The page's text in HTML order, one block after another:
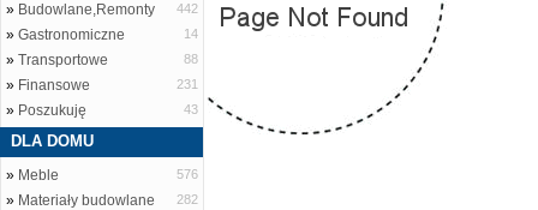
» Budowlane,Remonty 442
» Gastronomiczne 14
» Transportowe 88
» Finansowe 231
» Poszukuję 43
DLA DOMU
» Meble 576
» Materiały budowlane 282